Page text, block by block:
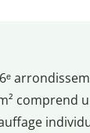
comprend